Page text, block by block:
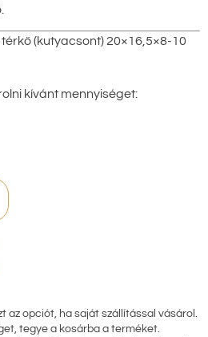
(kutyacsont) 20×16,5×8-10
kívánt mennyiséget:
az opciót, ha saját szállítással vásárol.
tegye a kosárba a terméket.